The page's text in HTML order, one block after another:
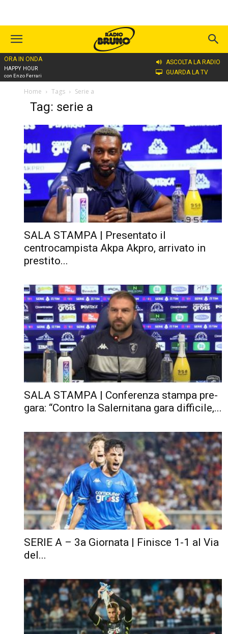
ORA IN ONDA
HAPPY HOUR
con Enzo Ferrari
ASCOLTA LA RADIO
GUARDA LA TV
Home Tags Serie a
Tag: serie a
SALA STAMPA | Presentato il
centrocampista Akpa Akpro, arrivato in
prestito...
SALA STAMPA | Conferenza stampa pre-
gara: “Contro la Salernitana gara difficile,...
SERIE A – 3a Giornata | Finisce 1-1 al Via
del...